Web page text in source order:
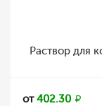
Раствор для
от402.30